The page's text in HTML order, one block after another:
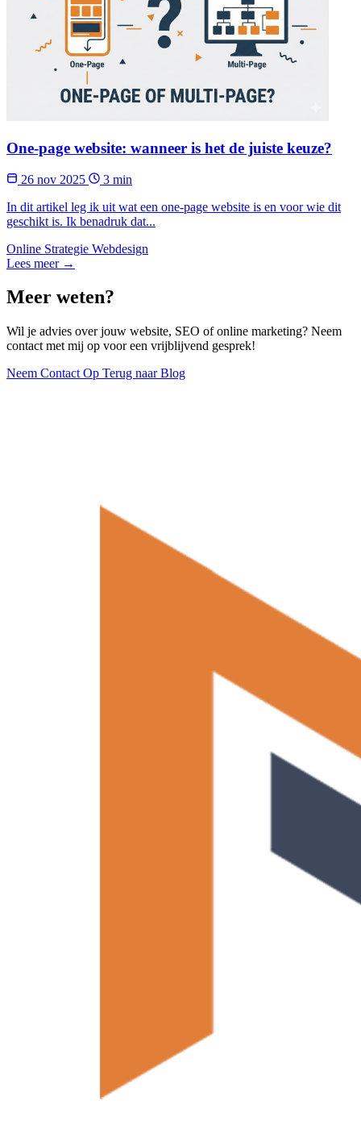
One-page website: wanneer is het de juiste keuze?
26 nov 2025
3 min
In dit artikel leg ik uit wat een one-page website is en voor wie dit
geschikt is. Ik benadruk dat...
Online Strategie Webdesign
Lees meer →
Meer weten?
Wil je advies over jouw website, SEO of online marketing? Neem
contact met mij op voor een vrijblijvend gesprek!
Neem Contact Op Terug naar Blog